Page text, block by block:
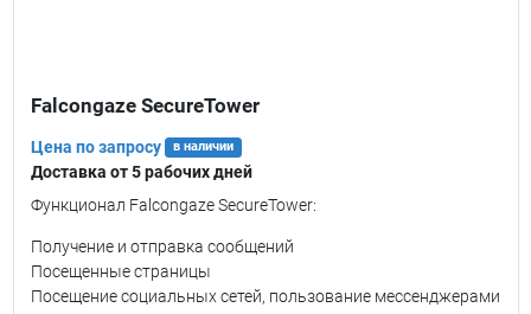
Falcongaze SecureTower
Цена по запросу в наличии
Доставка от 5 рабочих дней
Функционал Falcongaze SecureTower:
Получение и отправка сообщений
Посещенные страницы
Посещение социальных сетей, пользование мессенджерами